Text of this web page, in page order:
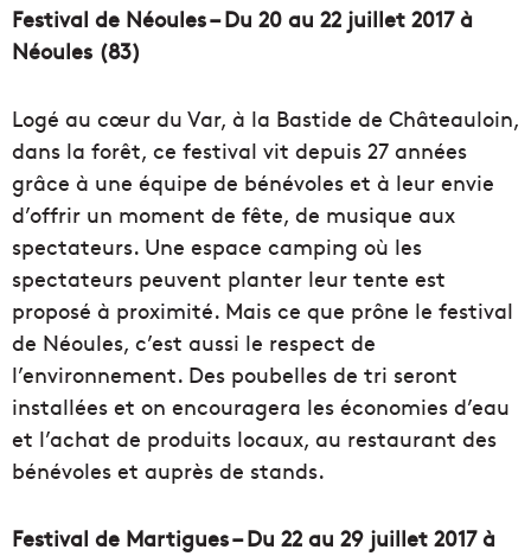
Festival de Néoules – Du 20 au 22 juillet 2017 à
Néoules (83)
Logé au cœur du Var, à la Bastide de Châteauloin,
dans la forêt, ce festival vit depuis 27 années
grâce à une équipe de bénévoles et à leur envie
d’offrir un moment de fête, de musique aux
spectateurs. Une espace camping où les
spectateurs peuvent planter leur tente est
proposé à proximité. Mais ce que prône le festival
de Néoules, c’est aussi le respect de
l’environnement. Des poubelles de tri seront
installées et on encouragera les économies d’eau
et l’achat de produits locaux, au restaurant des
bénévoles et auprès de stands.
Festival de Martigues – Du 22 au 29 juillet 2017 à